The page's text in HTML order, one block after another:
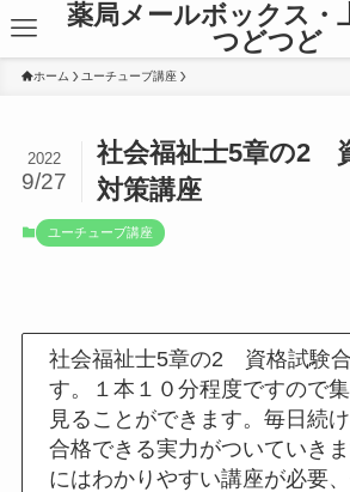
薬局メールボックス・
つどつど
ホーム ユーチューブ講座
社会福祉士5章の2
対策講座
2022
9/27
ユーチューブ講座
社会福祉士5章の2 資格試験
す。１本１０分程度ですので
見ることができます。毎日続け
合格できる実力がついていき
にはわかりやすい講座が必要